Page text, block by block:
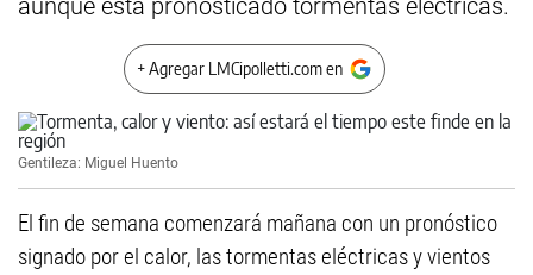
aunque está pronosticado tormentas eléctricas.
+ Agregar LMCipolletti.com en
Gentileza: Miguel Huento
El fin de semana comenzará mañana con un pronóstico
signado por el calor, las tormentas eléctricas y vientos